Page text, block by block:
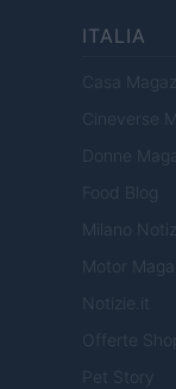
ITALIA
Casa
Cineverse
Donne
Food Blog
Milano
Motor
Notizie.it
Offerte
Pet Story